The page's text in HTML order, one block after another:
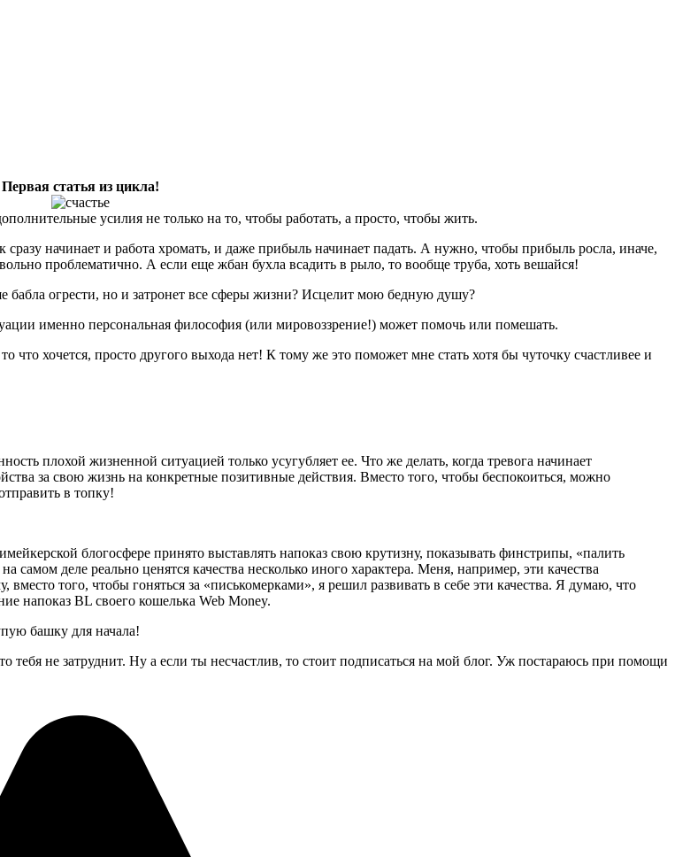
Первая статья из цикла!
усилия не только на то, чтобы работать, а просто, чтобы жить.
начинает и работа хромать, и даже прибыль начинает падать. А нужно, чтобы прибыль росла, иначе,
проблематично. А если еще жбан бухла всадить в рыло, то вообще труба, хоть вешайся!
огрести, но и затронет все сферы жизни? Исцелит мою бедную душу?
именно персональная философия (или мировоззрение!) может помочь или помешать.
что хочется, просто другого выхода нет! К тому же это поможет мне стать хотя бы чуточку счастливее и
плохой жизненной ситуацией только усугубляет ее. Что же делать, когда тревога начинает
за свою жизнь на конкретные позитивные действия. Вместо того, чтобы беспокоиться, можно
в топку!
блогосфере принято выставлять напоказ свою крутизну, показывать финстрипы, «палить
деле реально ценятся качества несколько иного характера. Меня, например, эти качества
того, чтобы гоняться за «писькомерками», я решил развивать в себе эти качества. Я думаю, что
напоказ BL своего кошелька Web Money.
башку для начала!
не затруднит. Ну а если ты несчастлив, то стоит подписаться на мой блог. Уж постараюсь при помощи